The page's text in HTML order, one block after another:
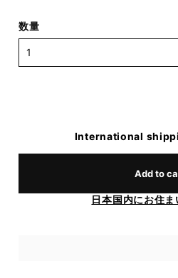
数量
International
Add to
日本国内にお住